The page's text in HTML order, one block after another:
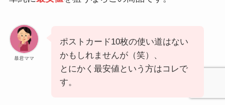
暴君ママ
ポストカード10枚の使い道はない
かもしれませんが（笑）、
とにかく最安値という方はコレで
す。